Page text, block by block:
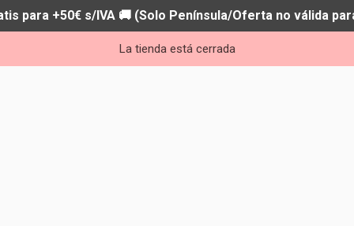
para +50€ s/IVA 🚚 (Solo Península/Oferta no válida
La tienda está cerrada